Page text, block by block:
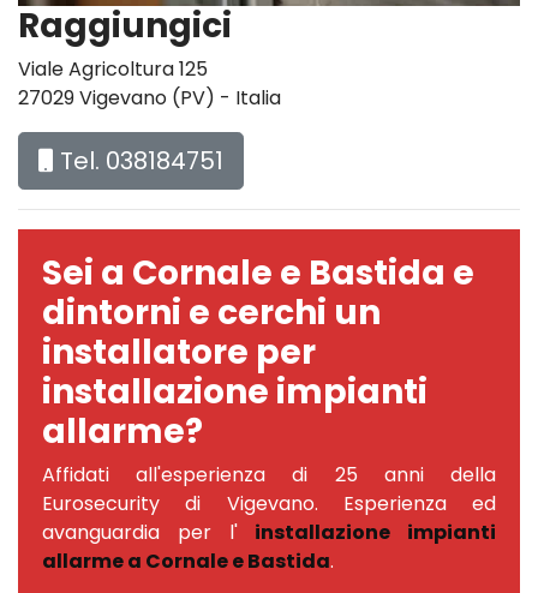
Raggiungici
Viale Agricoltura 125
27029 Vigevano (PV) - Italia
Tel. 038184751
Sei a Cornale e Bastida e
dintorni e cerchi un
installatore per
installazione impianti
allarme?
Affidati all'esperienza di 25 anni della
Eurosecurity di Vigevano. Esperienza ed
avanguardia per l' installazione impianti
allarme a Cornale e Bastida.